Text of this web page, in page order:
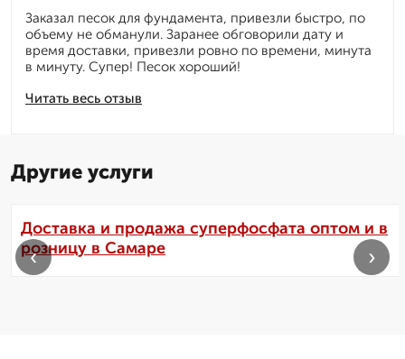
Читать весь отзыв
Заказал песок для фундамента, привезли быстро, по
объему не обманули. Заранее обговорили дату и
время доставки, привезли ровно по времени, минута
в минуту. Супер! Песок хороший!
Другие услуги
Доставка и продажа суперфосфата оптом и в
розницу в Самаре
‹ ›